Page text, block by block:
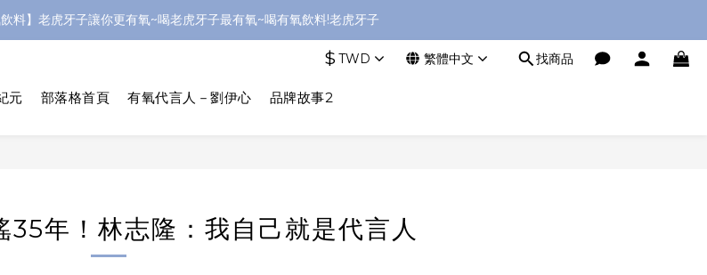
料】老虎牙子讓你更有氧~喝老虎牙子最有氧~喝有氧飲料!老虎牙子
$ TWD 繁體中文 找商品
元 部落格首頁 有氧代言人－劉伊心 品牌故事2
35年！林志隆：我自己就是代言人